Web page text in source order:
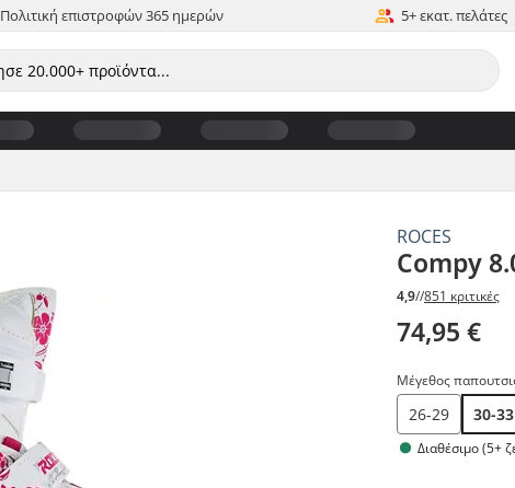
Πολιτική επιστροφών 365 ημερών 5+ εκατ. πελάτες
ROCES
Compy
4,9//851 κριτικές
74,95 €
Μέγεθος
26-29 30-33
Διαθέσιμο (5+